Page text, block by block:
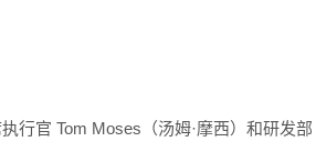
行官 Tom Moses（汤姆·摩西）和研发部